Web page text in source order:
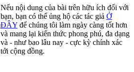
Nếu nội dung của bài trên hữu ích đối với
bạn, bạn có thể ủng hộ các tác giả Ở
ĐÂY để chúng tôi làm ngày càng tốt hơn
và mang lại kiến thức phong phú, đa dạng
và - như bao lâu nay - cực kỳ chính xác
tới cộng đồng.